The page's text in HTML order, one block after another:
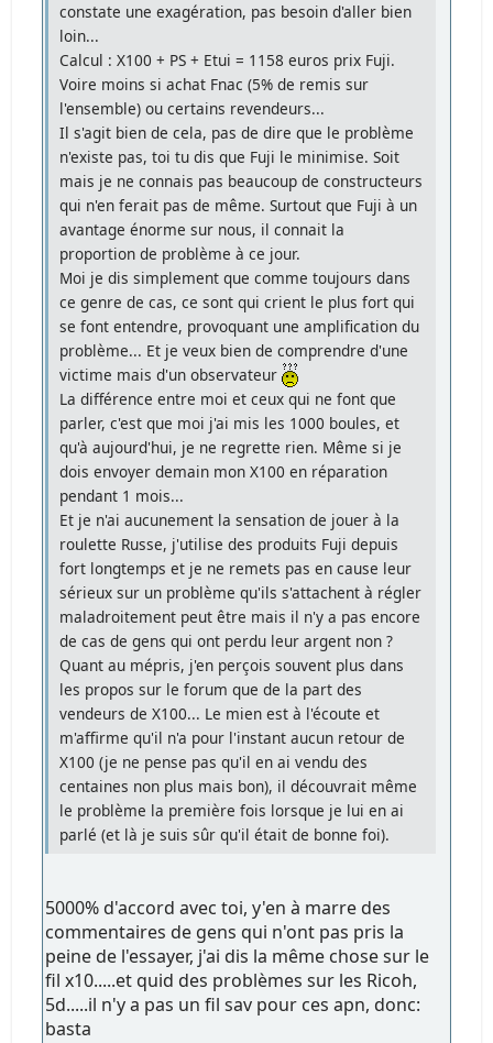
constate une exagération, pas besoin d'aller bien
loin...
Calcul : X100 + PS + Etui = 1158 euros prix Fuji.
Voire moins si achat Fnac (5% de remis sur
l'ensemble) ou certains revendeurs...
Il s'agit bien de cela, pas de dire que le problème
n'existe pas, toi tu dis que Fuji le minimise. Soit
mais je ne connais pas beaucoup de constructeurs
qui n'en ferait pas de même. Surtout que Fuji à un
avantage énorme sur nous, il connait la
proportion de problème à ce jour.
Moi je dis simplement que comme toujours dans
ce genre de cas, ce sont qui crient le plus fort qui
se font entendre, provoquant une amplification du
problème... Et je veux bien de comprendre d'une
victime mais d'un observateur
La différence entre moi et ceux qui ne font que
parler, c'est que moi j'ai mis les 1000 boules, et
qu'à aujourd'hui, je ne regrette rien. Même si je
dois envoyer demain mon X100 en réparation
pendant 1 mois...
Et je n'ai aucunement la sensation de jouer à la
roulette Russe, j'utilise des produits Fuji depuis
fort longtemps et je ne remets pas en cause leur
sérieux sur un problème qu'ils s'attachent à régler
maladroitement peut être mais il n'y a pas encore
de cas de gens qui ont perdu leur argent non ?
Quant au mépris, j'en perçois souvent plus dans
les propos sur le forum que de la part des
vendeurs de X100... Le mien est à l'écoute et
m'affirme qu'il n'a pour l'instant aucun retour de
X100 (je ne pense pas qu'il en ai vendu des
centaines non plus mais bon), il découvrait même
le problème la première fois lorsque je lui en ai
parlé (et là je suis sûr qu'il était de bonne foi).
5000% d'accord avec toi, y'en à marre des
commentaires de gens qui n'ont pas pris la
peine de l'essayer, j'ai dis la même chose sur le
fil x10.....et quid des problèmes sur les Ricoh,
5d.....il n'y a pas un fil sav pour ces apn, donc:
basta